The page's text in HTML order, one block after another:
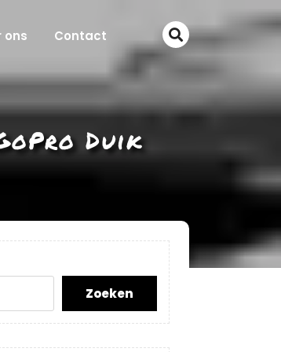
ons Contact
Duik
Zoeken